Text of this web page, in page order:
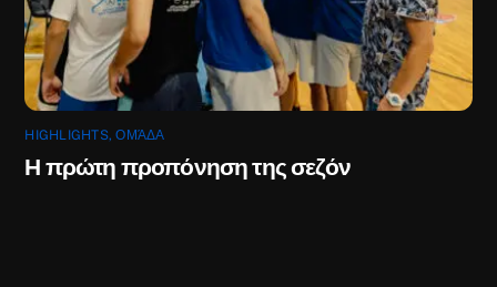
HIGHLIGHTS,ΟΜΆΔΑ
Η πρώτη προπόνηση της σεζόν